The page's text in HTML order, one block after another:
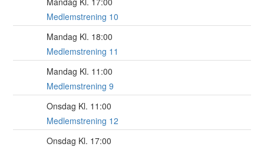
Medlemstrening 10
Mandag Kl. 18:00
Medlemstrening 11
Mandag Kl. 11:00
Medlemstrening 9
Onsdag Kl. 11:00
Medlemstrening 12
Onsdag Kl. 17:00